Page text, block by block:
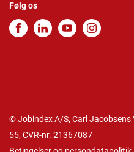
Følg os
© Jobindex A/S, Carl Jacobsens
55, CVR-nr. 21367087